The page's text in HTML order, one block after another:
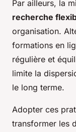
Par ailleurs, la
recherche
organisation.
formations en
régulière et
limite la
le long terme.
Adopter ces
transformer les